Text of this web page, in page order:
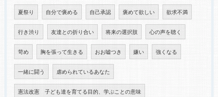
夏祭り 自分で褒める 自己承認 褒めて欲しい 欲求不満
行き渋り 友達との折り合い 将来の選択肢 心の声を聴く
苛め 胸を張って生きる おお嘘つき 嫌い 強くなる
一緒に闘う 虐められているあなた
憲法改憲 子ども達を育てる目的、学ぶことの意味